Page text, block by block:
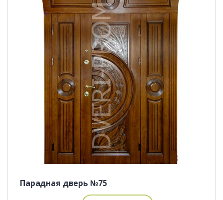
Парадная дверь №75